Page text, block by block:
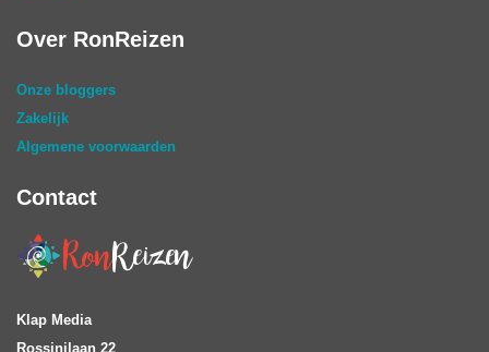
Over RonReizen
Onze bloggers
Zakelijk
Algemene voorwaarden
Contact
Klap Media
Rossinilaan 22